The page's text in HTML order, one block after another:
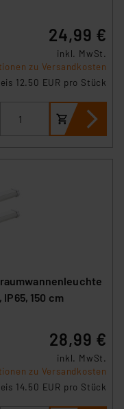
24,99 €
inkl. MwSt.
zu Versandkosten
12.50 EUR pro Stück
150 cm
28,99 €
inkl. MwSt.
zu Versandkosten
14.50 EUR pro Stück